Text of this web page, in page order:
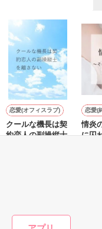
恋人がいるに違いない
せを守るため「婚約破
れ戻され……？
「俺に愛されているの
大好きだから王太子の
彼女を妃にしたい辣腕
※他のサイトでも掲載
ルドルフとは何度か仕
ィーナが家族以外に
※チャマさん、素敵な
恋愛(オフィスラブ)
クールな機長は契
約恋人の副操縦士
恋愛(
情炎
に囚